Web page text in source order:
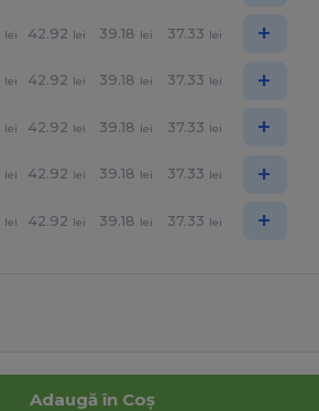
lei 42.92 lei 39.18 lei 37.33 lei +
lei 42.92 lei 39.18 lei 37.33 lei +
lei 42.92 lei 39.18 lei 37.33 lei +
lei 42.92 lei 39.18 lei 37.33 lei +
lei 42.92 lei 39.18 lei 37.33 lei +
Adaugă în Coș